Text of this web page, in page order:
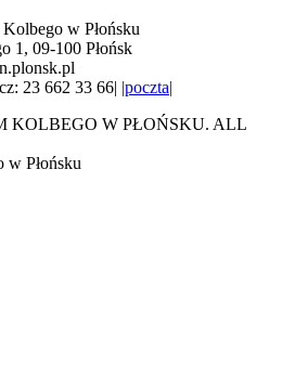
w Płońsku
1, 09-100 Płońsk
23 662 33 66| |poczta|
KOLBEGO W PŁOŃSKU. ALL